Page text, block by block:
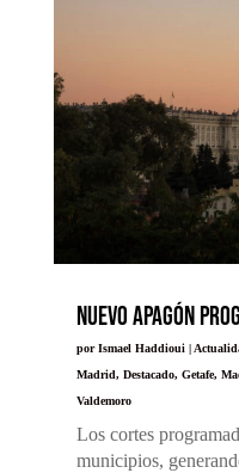
Nuevo apagón
porIsmael Haddioui|
Madrid, Destacado, Getafe,
Valdemoro
Los cortes
municipios,